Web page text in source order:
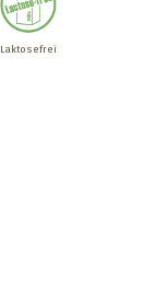
Laktosefrei